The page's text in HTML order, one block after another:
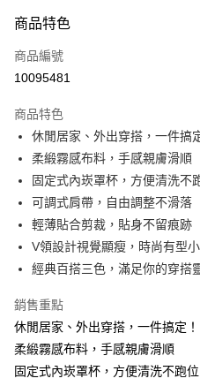
LINE Pay
Apple Pay
悠遊付
全盈+PAY
AFTEE先享後付
相關說明
【關於「AFTEE先享後付」】
AFTEE先享後付是「在收到商品之後
便利好安心！
１．簡單：不需註冊會員、不需綁卡
３．安心：先確認商品／服務後，再付
【「AFTEE先享後付」結帳流程】
１．於結帳方式選擇「AFTEE先享後
結帳頁面，進行簡訊認證並確認金額
ATM付款
全家付款取貨
付款後全家取貨
商品特色
商品編號
10095481
商品特色
休閒居家、外出穿搭，一件搞
柔緞霧感布料，手感親膚滑順
固定式內崁罩杯，方便清洗不
可調式肩帶，自由調整不滑落
輕薄貼合剪裁，貼身不留痕跡
V領設計視覺顯瘦，時尚有型
經典百搭三色，滿足你的穿搭
銷售重點
休閒居家、外出穿搭，一件搞定！
柔緞霧感布料，手感親膚滑順
固定式內崁罩杯，方便清洗不跑位